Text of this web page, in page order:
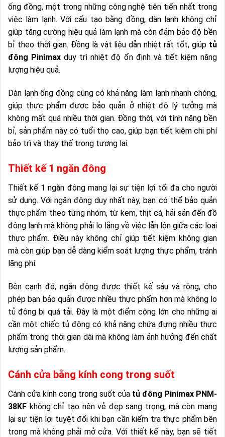
ống đồng, một trong những công nghệ tiên tiến nhất trong
việc làm lạnh. Với cấu tạo bằng đồng, dàn lạnh không chỉ
giúp tăng cường hiệu quả làm lạnh mà còn đảm bảo độ bền
bỉ theo thời gian. Đồng là vật liệu dẫn nhiệt rất tốt, giúp tủ
đông Pinimax duy trì nhiệt độ ổn định và tiết kiệm năng
lượng hiệu quả.
Dàn lạnh ống đồng cũng có khả năng làm lạnh nhanh chóng,
giúp thực phẩm được bảo quản ở nhiệt độ lý tưởng mà
không mất quá nhiều thời gian. Đồng thời, với tính năng bền
bỉ, sản phẩm này có tuổi thọ cao, giúp bạn tiết kiệm chi phí
bảo trì và thay thế trong tương lai.
Thiết kế 1 ngăn đông
Thiết kế 1 ngăn đông mang lại sự tiện lợi tối đa cho người
sử dụng. Với ngăn đông duy nhất này, bạn có thể bảo quản
thực phẩm theo từng nhóm, từ kem, thịt cá, hải sản đến đồ
đông lạnh mà không phải lo lắng về việc lẫn lộn giữa các loại
thực phẩm. Điều này không chỉ giúp tiết kiệm không gian
mà còn giúp bạn dễ dàng kiểm soát lượng thực phẩm, tránh
lãng phí.
Bên cạnh đó, ngăn đông được thiết kế sâu và rộng, cho
phép bạn bảo quản được nhiều thực phẩm hơn mà không lo
tủ đông bị quá tải. Đây là một điểm cộng lớn cho những ai
cần một chiếc tủ đông có khả năng chứa đựng nhiều thực
phẩm trong thời gian dài mà không làm ảnh hưởng đến chất
lượng sản phẩm.
Cánh cửa bằng kính cong trong suốt
Cánh cửa kính cong trong suốt của tủ đông Pinimax PNM-
38KF không chỉ tạo nên vẻ đẹp sang trọng, mà còn mang
lại sự tiện lợi tuyệt đối khi bạn cần kiểm tra thực phẩm bên
trong mà không phải mở cửa. Với thiết kế này, bạn sẽ tiết